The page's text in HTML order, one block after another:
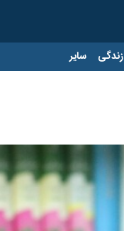
زندگی سایر